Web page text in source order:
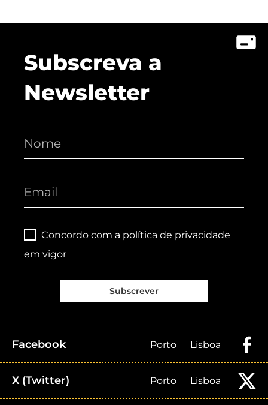
Subscreva a
Newsletter
Concordo com a política de privacidade
em vigor
Subscrever
Facebook Porto Lisboa
X (Twitter) Porto Lisboa